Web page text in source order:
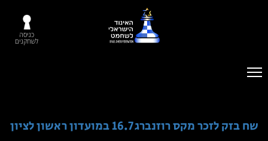
כניסה
לשחקנים
שח בזק לזכר מקס רוזנברג 16.7 במועדון ראשון לציון